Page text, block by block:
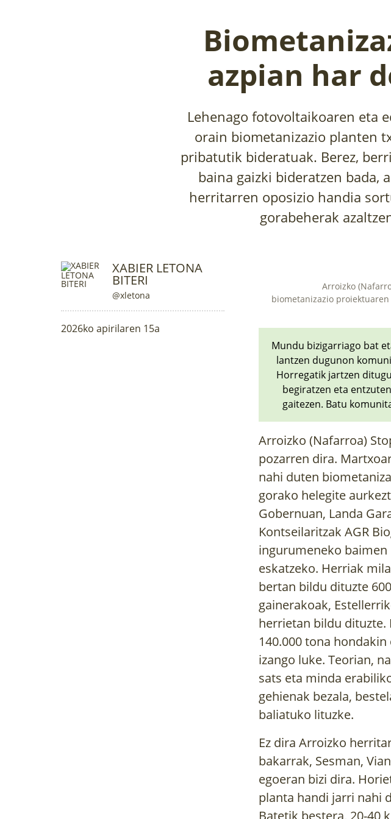
azpian har
Lehenago fotovoltaikoaren eta
orain biometanizazio planten
pribatutik bideratuak. Berez,
baina gaizki bideratzen bada,
herritarren oposizio handia
gorabeherak
XABIER LETONA
BITERI
@xletona
2026ko apirilaren 15a
Arroizko
biometanizazio
Mundu bizigarriago bat
lantzen dugunon
Horregatik jartzen
begiratzen eta
gaitezen. Batu
Arroizko (Nafarroa)
pozarren dira.
nahi duten
gorako helegite
Gobernuan, Landa
Kontseilaritzak AGR
ingurumeneko
eskatzeko. Herriak
bertan bildu dituzte
gainerakoak,
herrietan bildu dituzte.
140.000 tona
izango luke. Teorian,
sats eta minda
gehienak bezala,
baliatuko lituzke.
Ez dira Arroizko
bakarrak, Sesman,
egoeran bizi dira.
planta handi jarri nahi
Batetik bestera, 20-40